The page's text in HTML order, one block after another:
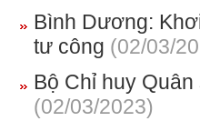
Bình Dương:
tư công (02/03/
Bộ Chỉ huy
(02/03/2023)